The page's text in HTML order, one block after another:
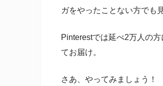
ガをやったことない方でも
Pinterestでは延べ2万人の
てお届け。
さあ、やってみましょう！